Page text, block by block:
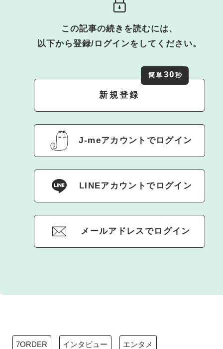
この記事の続きを読むには、
以下から登録/ログインをしてください。
新規登録
簡単 30 秒
J-meアカウントでログイン
LINEアカウントでログイン
メールアドレスでログイン
7ORDER インタビュー エンタメ